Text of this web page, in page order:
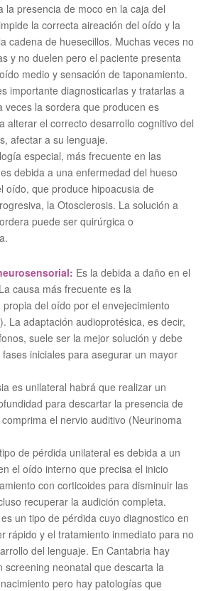
la presencia de moco en la caja del
la correcta aireación del oído y la
cadena de huesecillos. Muchas veces no
y no duelen pero el paciente presenta
medio y sensación de taponamiento.
importante diagnosticarlas y tratarlas a
veces la sordera que producen es
alterar el correcto desarrollo cognitivo del
afectar a su lenguaje.
especial, más frecuente en las
debida a una enfermedad del hueso
oído, que produce hipoacusia de
la Otosclerosis. La solución a
puede ser quirúrgica o
Es la debida a daño en el
causa más frecuente es la
del oído por el envejecimiento
La adaptación audioprotésica, es decir,
suele ser la mejor solución y debe
iniciales para asegurar un mayor
es unilateral habrá que realizar un
para descartar la presencia de
el nervio auditivo (Neurinoma
de pérdida unilateral es debida a un
el oído interno que precisa el inicio
con corticoides para disminuir las
recuperar la audición completa.
un tipo de pérdida cuyo diagnostico en
rápido y el tratamiento inmediato para no
del lenguaje. En Cantabria hay
screening neonatal que descarta la
pero hay patologías que